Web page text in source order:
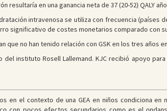
resultaría en una ganancia neta de 37 (20-52) QALY
intravenosa se utiliza con frecuencia (países
significativo de costes monetarios comparado con
que no han tenido relación con GSK en los tres años
del instituto Rosell Lallemand. KJC recibió apoyo
en el contexto de una GEA en niños condiciona en